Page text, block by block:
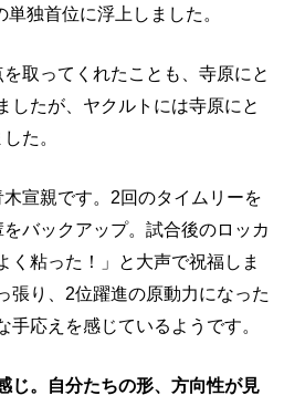
独首位に浮上しました。
取ってくれたことも、寺原にと
したが、ヤクルトには寺原にと
た。
宣親です。2回のタイムリーを
バックアップ。試合後のロッカ
く粘った！」と大声で祝福しま
張り、2位躍進の原動力になった
応えを感じているようです。
じ。自分たちの形、方向性が見